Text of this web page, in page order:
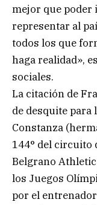
mejor que poder
representar al
todos los que
haga realidad»,
sociales.
La citación de
de desquite para
Constanza
144° del circuito
Belgrano Athletic
los Juegos
por el